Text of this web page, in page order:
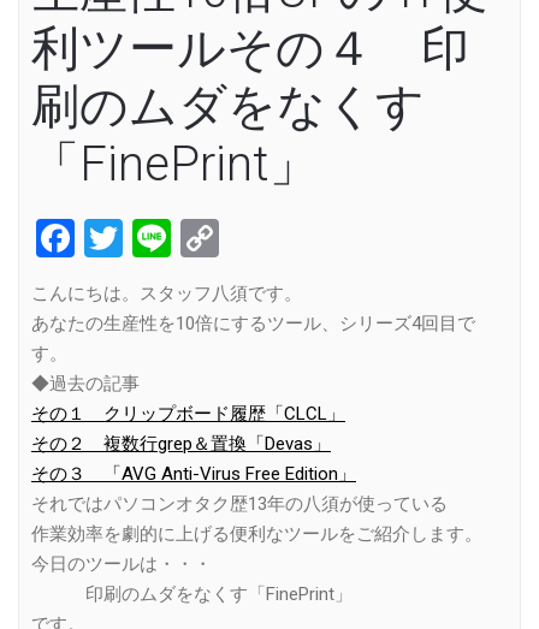
利ツールその４ 印
刷のムダをなくす
「FinePrint」
Facebook
Twitter
Line
Link
こんにちは。スタッフ八須です。
あなたの生産性を10倍にするツール、シリーズ4回目で
す。
◆過去の記事
その１ クリップボード履歴「CLCL」
その２ 複数行grep＆置換「Devas」
その３ 「AVG Anti-Virus Free Edition」
それではパソコンオタク歴13年の八須が使っている
作業効率を劇的に上げる便利なツールをご紹介します。
今日のツールは・・・
印刷のムダをなくす「FinePrint」
です。